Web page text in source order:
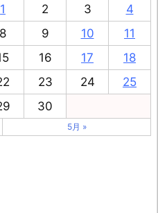
1 2 3
4
8 9 10
11
16 17
18
23 24
25
30
5月 »